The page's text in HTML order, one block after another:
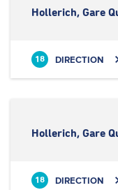
Hollerich, Gare
18 DIRECTION
Hollerich, Gare
18 DIRECTION